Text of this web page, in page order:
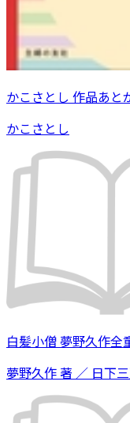
かこさとし 作品あと
かこさとし
白髪小僧 夢野久作全
夢野久作 著 ／ 日下